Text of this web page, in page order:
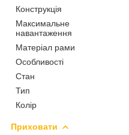
Конструкція
Максимальне
навантаження
Матеріал рами
Особливості
Стан
Тип
Колір
Приховати